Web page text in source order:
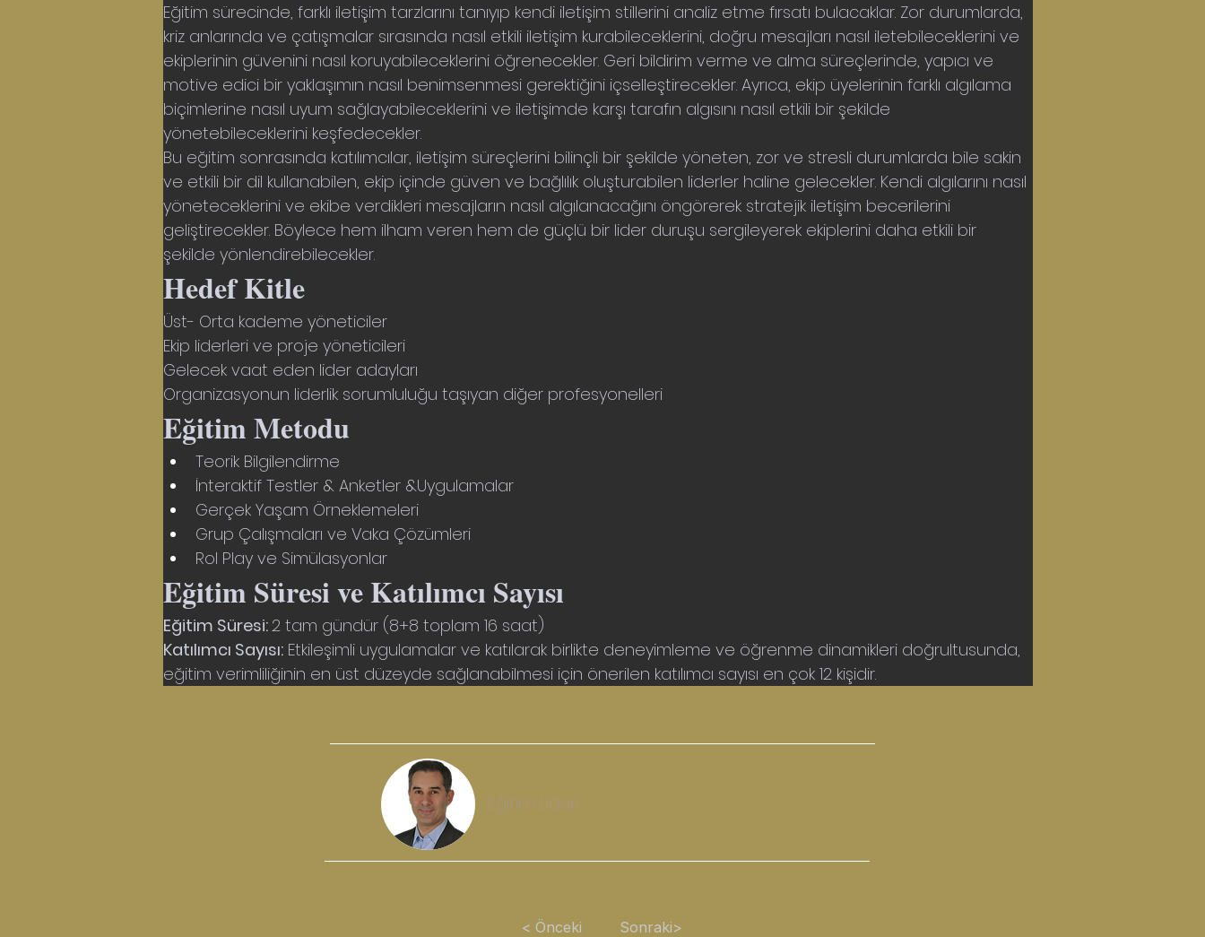
Eğitim sürecinde, farklı iletişim tarzlarını tanıyıp kendi iletişim stillerini analiz etme fırsatı bulacaklar. Zor durumlarda,
kriz anlarında ve çatışmalar sırasında nasıl etkili iletişim kurabileceklerini, doğru mesajları nasıl iletebileceklerini ve
ekiplerinin güvenini nasıl koruyabileceklerini öğrenecekler. Geri bildirim verme ve alma süreçlerinde, yapıcı ve
motive edici bir yaklaşımın nasıl benimsenmesi gerektiğini içselleştirecekler. Ayrıca, ekip üyelerinin farklı algılama
biçimlerine nasıl uyum sağlayabileceklerini ve iletişimde karşı tarafın algısını nasıl etkili bir şekilde
yönetebileceklerini keşfedecekler.
Bu eğitim sonrasında katılımcılar, iletişim süreçlerini bilinçli bir şekilde yöneten, zor ve stresli durumlarda bile sakin
ve etkili bir dil kullanabilen, ekip içinde güven ve bağlılık oluşturabilen liderler haline gelecekler. Kendi algılarını nasıl
yöneteceklerini ve ekibe verdikleri mesajların nasıl algılanacağını öngörerek stratejik iletişim becerilerini
geliştirecekler. Böylece hem ilham veren hem de güçlü bir lider duruşu sergileyerek ekiplerini daha etkili bir
şekilde yönlendirebilecekler.
Hedef Kitle
Üst- Orta kademe yöneticiler
Ekip liderleri ve proje yöneticileri
Gelecek vaat eden lider adayları
Organizasyonun liderlik sorumluluğu taşıyan diğer profesyonelleri
Eğitim Metodu
Teorik Bilgilendirme
İnteraktif Testler & Anketler &Uygulamalar
Gerçek Yaşam Örneklemeleri
Grup Çalışmaları ve Vaka Çözümleri
Rol Play ve Simülasyonlar
Eğitim Süresi ve Katılımcı Sayısı
Eğitim Süresi: 2 tam gündür (8+8 toplam 16 saat)
Katılımcı Sayısı: Etkileşimli uygulamalar ve katılarak birlikte deneyimleme ve öğrenme dinamikleri doğrultusunda,
eğitim verimliliğinin en üst düzeyde sağlanabilmesi için önerilen katılımcı sayısı en çok 12 kişidir.
Eğitim Lideri:
< Önceki Sonraki>